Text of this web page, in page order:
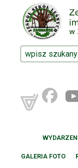
GALERIA FOTO